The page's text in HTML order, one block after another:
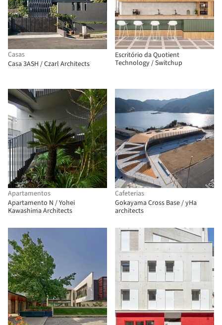
Casas
Casa 3ASH / Czarl Architects
Escritório da Quotient
Technology / Switchup
Apartamentos
Apartamento N / Yohei
Kawashima Architects
Cafeterias
Gokayama Cross Base / yHa
architects